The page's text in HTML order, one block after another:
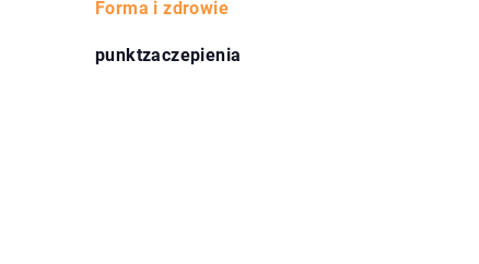
Forma i zdrowie
punktzaczepienia